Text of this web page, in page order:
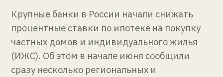
Крупные банки в России начали снижать
процентные ставки по ипотеке на покупку
частных домов и индивидуального жилья
(ИЖС). Об этом в начале июня сообщили
сразу несколько региональных и